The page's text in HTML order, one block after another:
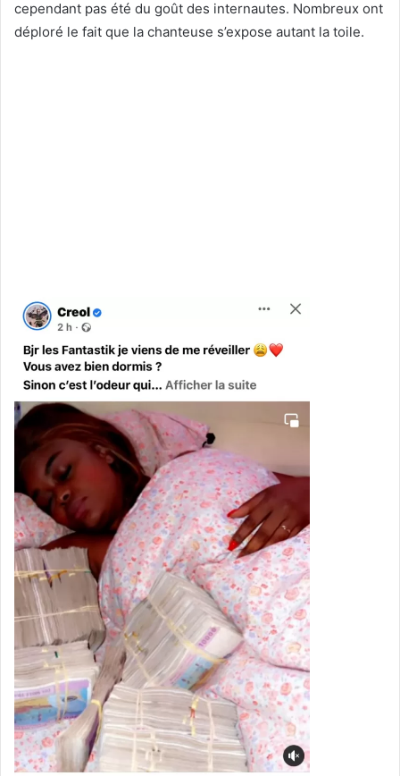
cependant pas été du goût des internautes. Nombreux ont
déploré le fait que la chanteuse s’expose autant la toile.